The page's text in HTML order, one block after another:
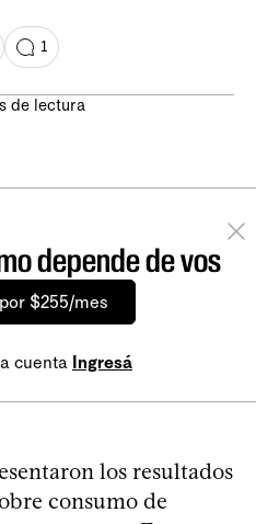
1
de lectura
depende de vos
$255/mes
cuenta Ingresá
los resultados
consumo de